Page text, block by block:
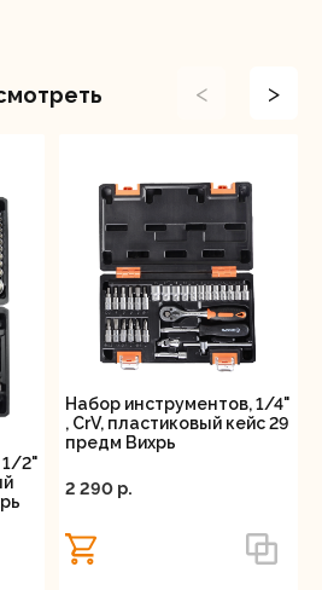
< >
1/2"
Набор инструментов, 1/4"
, CrV, пластиковый кейс 29
предм Вихрь
2 290 p.